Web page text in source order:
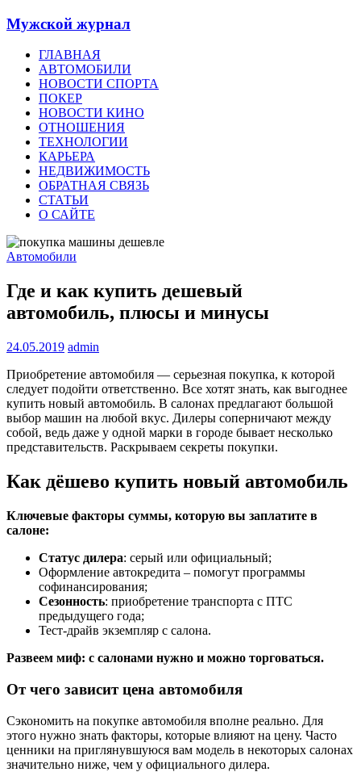
Мужской журнал
ГЛАВНАЯ
АВТОМОБИЛИ
НОВОСТИ СПОРТА
ПОКЕР
НОВОСТИ КИНО
ОТНОШЕНИЯ
ТЕХНОЛОГИИ
КАРЬЕРА
НЕДВИЖИМОСТЬ
ОБРАТНАЯ СВЯЗЬ
СТАТЬИ
О САЙТЕ
Автомобили
Где и как купить дешевый
автомобиль, плюсы и минусы
24.05.2019 admin
Приобретение автомобиля — серьезная покупка, к которой
следует подойти ответственно. Все хотят знать, как выгоднее
купить новый автомобиль. В салонах предлагают большой
выбор машин на любой вкус. Дилеры соперничают между
собой, ведь даже у одной марки в городе бывает несколько
представительств. Раскрываем секреты покупки.
Как дёшево купить новый автомобиль
Ключевые факторы суммы, которую вы заплатите в
салоне:
Статус дилера: серый или официальный;
Оформление автокредита – помогут программы
софинансирования;
Сезонность: приобретение транспорта с ПТС
предыдущего года;
Тест-драйв экземпляр с салона.
Развеем миф: с салонами нужно и можно торговаться.
От чего зависит цена автомобиля
Сэкономить на покупке автомобиля вполне реально. Для
этого нужно знать факторы, которые влияют на цену. Часто
ценники на приглянувшуюся вам модель в некоторых салонах
значительно ниже, чем у официального дилера.